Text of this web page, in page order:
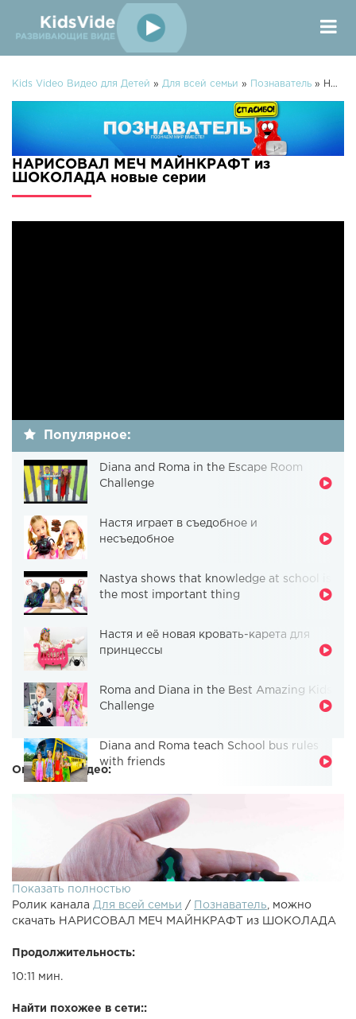
Kids Video Видео для Детей » Для всей семьи » Познаватель » НАРИСОВАЛ МЕЧ МАЙНКРАФТ из ШОКОЛАДА
НАРИСОВАЛ МЕЧ МАЙНКРАФТ из
ШОКОЛАДА новые серии
Популярное:
Diana and Roma in the Escape Room
Challenge
Настя играет в съедобное и
несъедобное
Nastya shows that knowledge at school is
the most important thing
Настя и её новая кровать-карета для
принцессы
Roma and Diana in the Best Amazing Kids
Challenge
Diana and Roma teach School bus rules
with friends
Описание видео:
МЕЧ МАЙНКРАФТ из ШОКОЛАДА. Ребята, сегодня я буду
Показать полностью
Ролик канала Для всей семьи / Познаватель , можно
скачать НАРИСОВАЛ МЕЧ МАЙНКРАФТ из ШОКОЛАДА
Продолжительность:
10:11 мин.
Найти похожее в сети::